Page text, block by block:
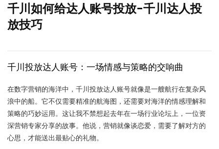
千川如何给达人账号投放-千川达人投
放技巧
千川投放达人账号：一场情感与策略的交响曲
在数字营销的海洋中，千川投放达人账号就像是一艘航行在复杂风
浪中的船。它不仅需要精准的航海图，还需要对海洋的情感理解和
策略的巧妙运用。这让我不禁想起去年在一场行业论坛上，一位资
深营销专家分享的故事。他说，营销就像谈恋爱，需要了解对方的
心思，才能送出最贴心的礼物。